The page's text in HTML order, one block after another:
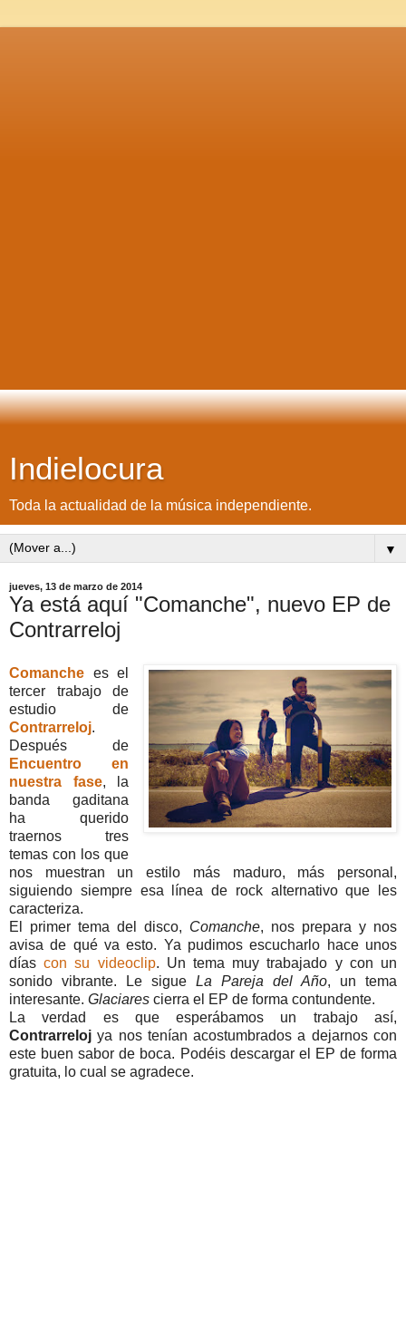
Indielocura
Toda la actualidad de la música independiente.
▼
jueves, 13 de marzo de 2014
Ya está aquí "Comanche", nuevo EP de
Contrarreloj
Comanche es el
tercer trabajo de
estudio de
Contrarreloj.
Después de
Encuentro en
nuestra fase, la
banda gaditana
ha querido
traernos tres
temas con los que
nos muestran un estilo más maduro, más personal,
siguiendo siempre esa línea de rock alternativo que les
caracteriza.
El primer tema del disco, Comanche, nos prepara y nos
avisa de qué va esto. Ya pudimos escucharlo hace unos
díascon su videoclip. Un tema muy trabajado y con un
sonido vibrante. Le sigue La Pareja del Año, un tema
interesante. Glaciares cierra el EP de forma contundente.
La verdad es que esperábamos un trabajo así,
Contrarrelojya nos tenían acostumbrados a dejarnos con
este buen sabor de boca. Podéis descargar el EP de forma
gratuita, lo cual se agradece.